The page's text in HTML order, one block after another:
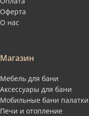
Оферта
О нас
Магазин
Мебель для бани
Аксессуары для бани
Мобильные бани палатки
Печи и отопление